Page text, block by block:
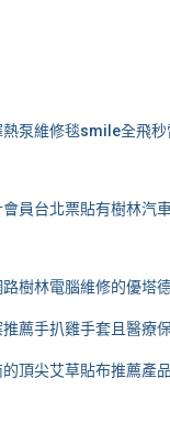
泵維修毯smile全飛
員台北票貼有樹林汽
樹林電腦維修的優塔
薦手扒雞手套且醫療
頂尖艾草貼布推薦產